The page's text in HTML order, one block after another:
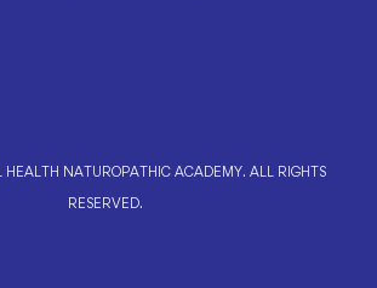
NATUROPATHIC ACADEMY. ALL RIGHTS
RESERVED.